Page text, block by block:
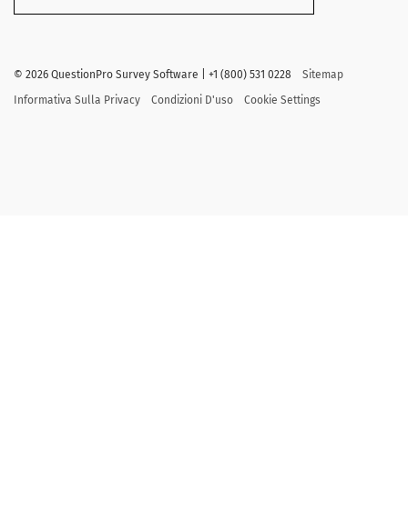
© 2026 QuestionPro Survey Software | +1 (800) 531 0228
Sitemap
Informativa Sulla Privacy
Condizioni D'uso Cookie Settings